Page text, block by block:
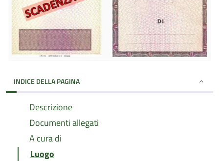
INDICE DELLA PAGINA
Descrizione
Documenti allegati
A cura di
Luogo